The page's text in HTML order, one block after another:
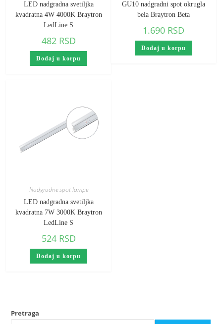
LED nadgradna svetiljka
kvadratna 4W 4000K Braytron
LedLine S
482 RSD
Dodaj u korpu
GU10 nadgradni spot okrugla
bela Braytron Beta
1.690 RSD
Dodaj u korpu
Nadgradne spot lampe
LED nadgradna svetiljka
kvadratna 7W 3000K Braytron
LedLine S
524 RSD
Dodaj u korpu
Pretraga